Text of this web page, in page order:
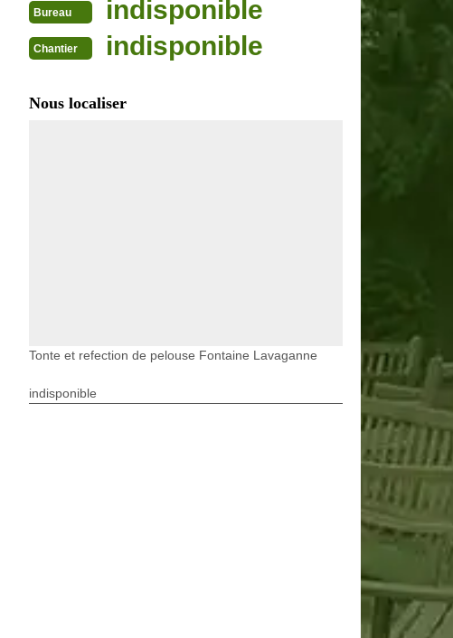
Bureau indisponible
Chantier indisponible
Nous localiser
Tonte et refection de pelouse Fontaine Lavaganne
indisponible